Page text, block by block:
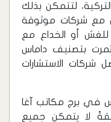
لتتمكن بذلك
مع شركات موثوقة
أو الخداع مع
بتصنيف داماس
شركات الاستشارات
في برج مكاتب آغا
لا يتمكن جميع